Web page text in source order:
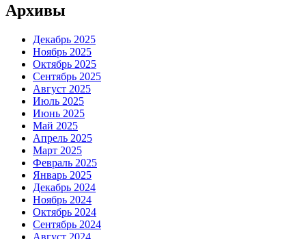
Архивы
Декабрь 2025
Ноябрь 2025
Октябрь 2025
Сентябрь 2025
Август 2025
Июль 2025
Июнь 2025
Май 2025
Апрель 2025
Март 2025
Февраль 2025
Январь 2025
Декабрь 2024
Ноябрь 2024
Октябрь 2024
Сентябрь 2024
Август 2024